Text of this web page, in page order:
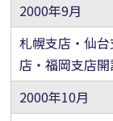
2000年9月
札幌支店・仙
店・福岡支店
2000年10月